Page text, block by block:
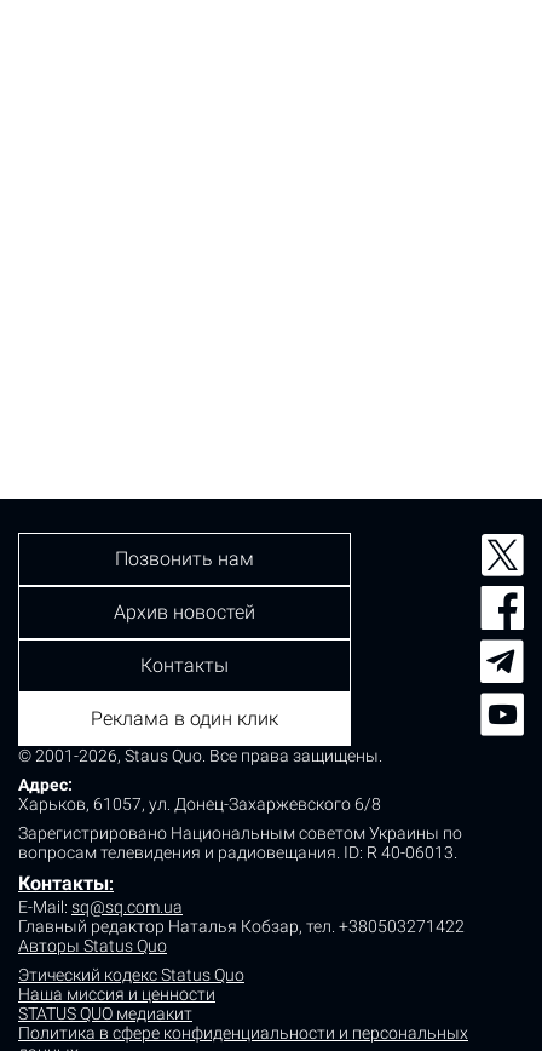
© 2001-2026, Staus Quo. Все права защищены.
Адрес:
Харьков, 61057, ул. Донец-Захаржевского 6/8
Зарегистрировано Национальным советом Украины по
вопросам телевидения и радиовещания. ID: R 40-06013.
Контакты:
E-Mail: sq@sq.com.ua
Главный редактор Наталья Кобзар, тел. +380503271422
Авторы Status Quo
Этический кодекс Status Quo
Наша миссия и ценности
STATUS QUO медиакит
Политика в сфере конфиденциальности и персональных
Позвонить нам
Архив новостей
Контакты
Реклама в один клик